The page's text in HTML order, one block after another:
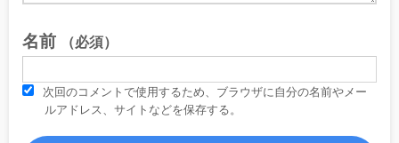
名前 （必須）
次回のコメントで使用するため、ブラウザに自分の名前やメー
ルアドレス、サイトなどを保存する。